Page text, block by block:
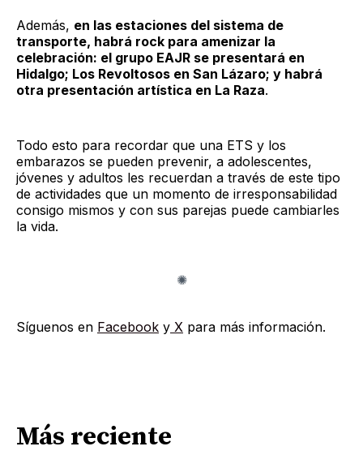
Además, en las estaciones del sistema de
transporte, habrá rock para amenizar la
celebración: el grupo EAJR se presentará en
Hidalgo; Los Revoltosos en San Lázaro; y habrá
otra presentación artística en La Raza.
Todo esto para recordar que una ETS y los
embarazos se pueden prevenir, a adolescentes,
jóvenes y adultos les recuerdan a través de este tipo
de actividades que un momento de irresponsabilidad
consigo mismos y con sus parejas puede cambiarles
la vida.
Síguenos en Facebook y X para más información.
Más reciente